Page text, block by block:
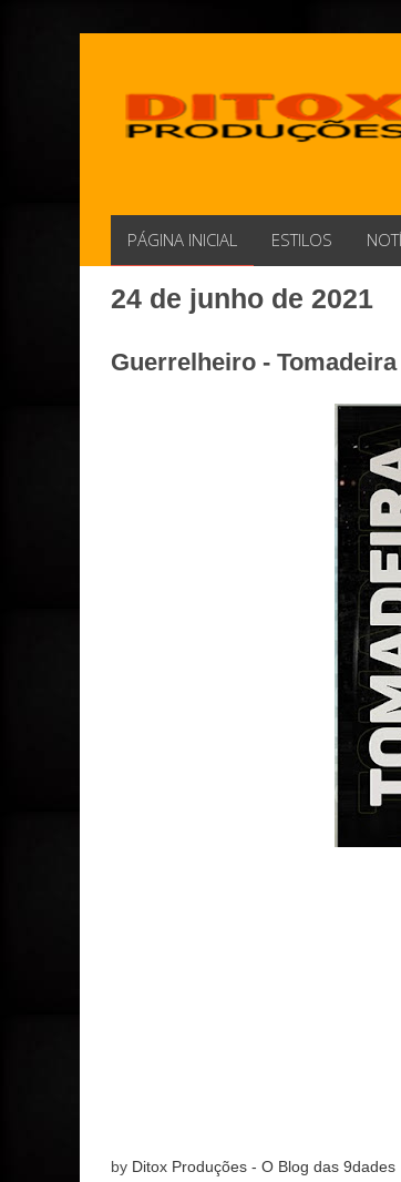
PÁGINA INICIAL ESTILOS
24 de junho de 2021
Guerrelheiro -
by Ditox Produções - O Blog das 9dades